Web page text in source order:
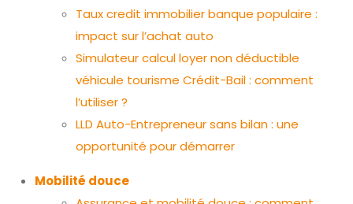
Taux credit immobilier banque populaire :
impact sur l’achat auto
Simulateur calcul loyer non déductible
véhicule tourisme Crédit-Bail : comment
l’utiliser ?
LLD Auto-Entrepreneur sans bilan : une
opportunité pour démarrer
Mobilité douce